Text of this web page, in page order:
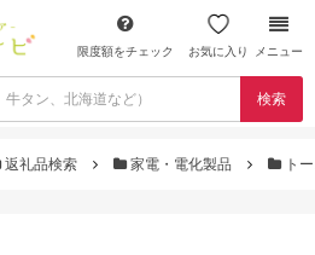
限度額をチェック お気に入り メニュー
検索
返礼品検索 家電・電化製品 ト